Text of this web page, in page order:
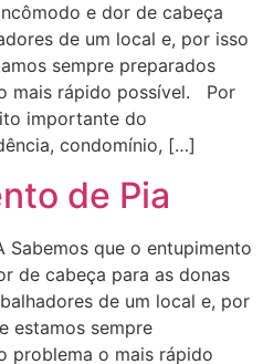
e dor de cabeça
de um local e, por isso
sempre preparados
mais rápido possível. Por
importante do
condomínio, […]
de Pia
Sabemos que o entupimento
de cabeça para as donas
de um local e, por
estamos sempre
problema o mais rápido